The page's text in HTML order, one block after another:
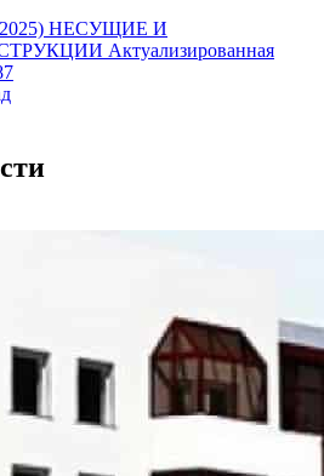
НЕСУЩИЕ И
Актуализированная